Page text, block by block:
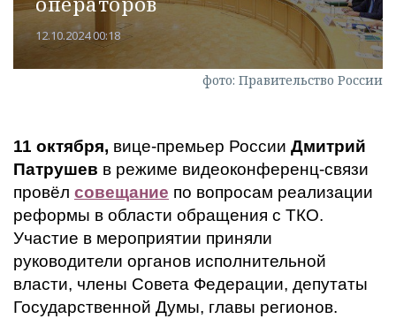
или через соц. сети
12.10.2024 00:18
фото: Правительство России
11 октября, вице-премьер России Дмитрий
Патрушев в режиме видеоконференц-связи
провёл совещание по вопросам реализации
реформы в области обращения с ТКО.
Участие в мероприятии приняли
руководители органов исполнительной
власти, члены Совета Федерации, депутаты
Государственной Думы, главы регионов.